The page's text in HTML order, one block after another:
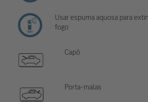
Usar espuma aquosa para
fogo
Capô
Porta-malas